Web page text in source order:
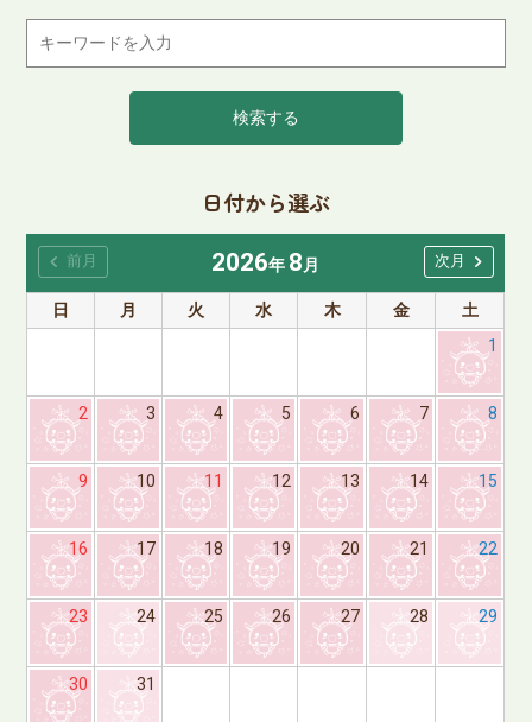
日付から選ぶ
2026年8月
日
月 火 水 木 金
土
1
2 3 4 5 6 7 8
9 10 11 12 13 14 15
16 17 18 19 20 21 22
23 24 25 26 27 28 29
30 31
chevron_left 前月 次月 chevron_right
検索する